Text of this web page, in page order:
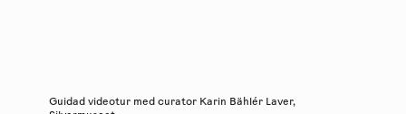
Guidad videotur med curator Karin Bählér Laver,